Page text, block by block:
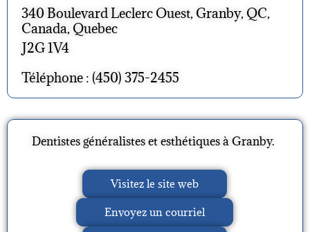
340 Boulevard Leclerc Ouest, Granby, QC,
Canada, Quebec
J2G 1V4
Téléphone : (450) 375-2455
Dentistes généralistes et esthétiques à Granby.
Visitez le site web
Envoyez un courriel